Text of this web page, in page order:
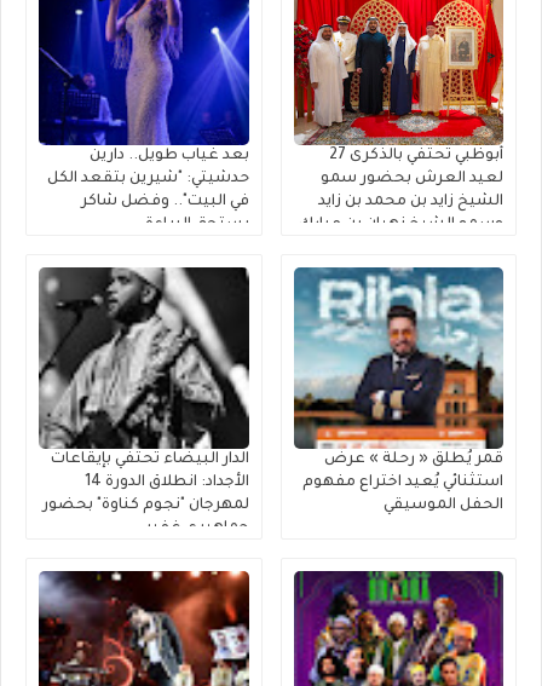
أبوظبي تحتفي بالذكرى 27
لعيد العرش بحضور سمو
الشيخ زايد بن محمد بن زايد
وسمو الشيخ نهيان بن مبارك
بعد غياب طويل.. دارين
حدشيتي: "شيرين بتقعد الكل
في البيت".. وفضل شاكر
يستحق البراءة
قمر يُطلق « رحلة » عرضٌ
استثنائي يُعيد اختراع مفهوم
الحفل الموسيقي
الدار البيضاء تحتفي بإيقاعات
الأجداد: انطلاق الدورة 14
لمهرجان "نجوم كناوة" بحضور
جماهيري غفير